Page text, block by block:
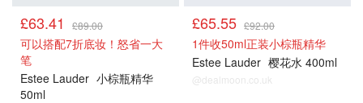
£63.41 £89.00
可以搭配7折底妆！怒省一大
笔
Estee Lauder 小棕瓶精华
50ml
£65.55 £92.00
1件收50ml正装小棕瓶精华
Estee Lauder 樱花水 400ml
@dealmoon.co.uk